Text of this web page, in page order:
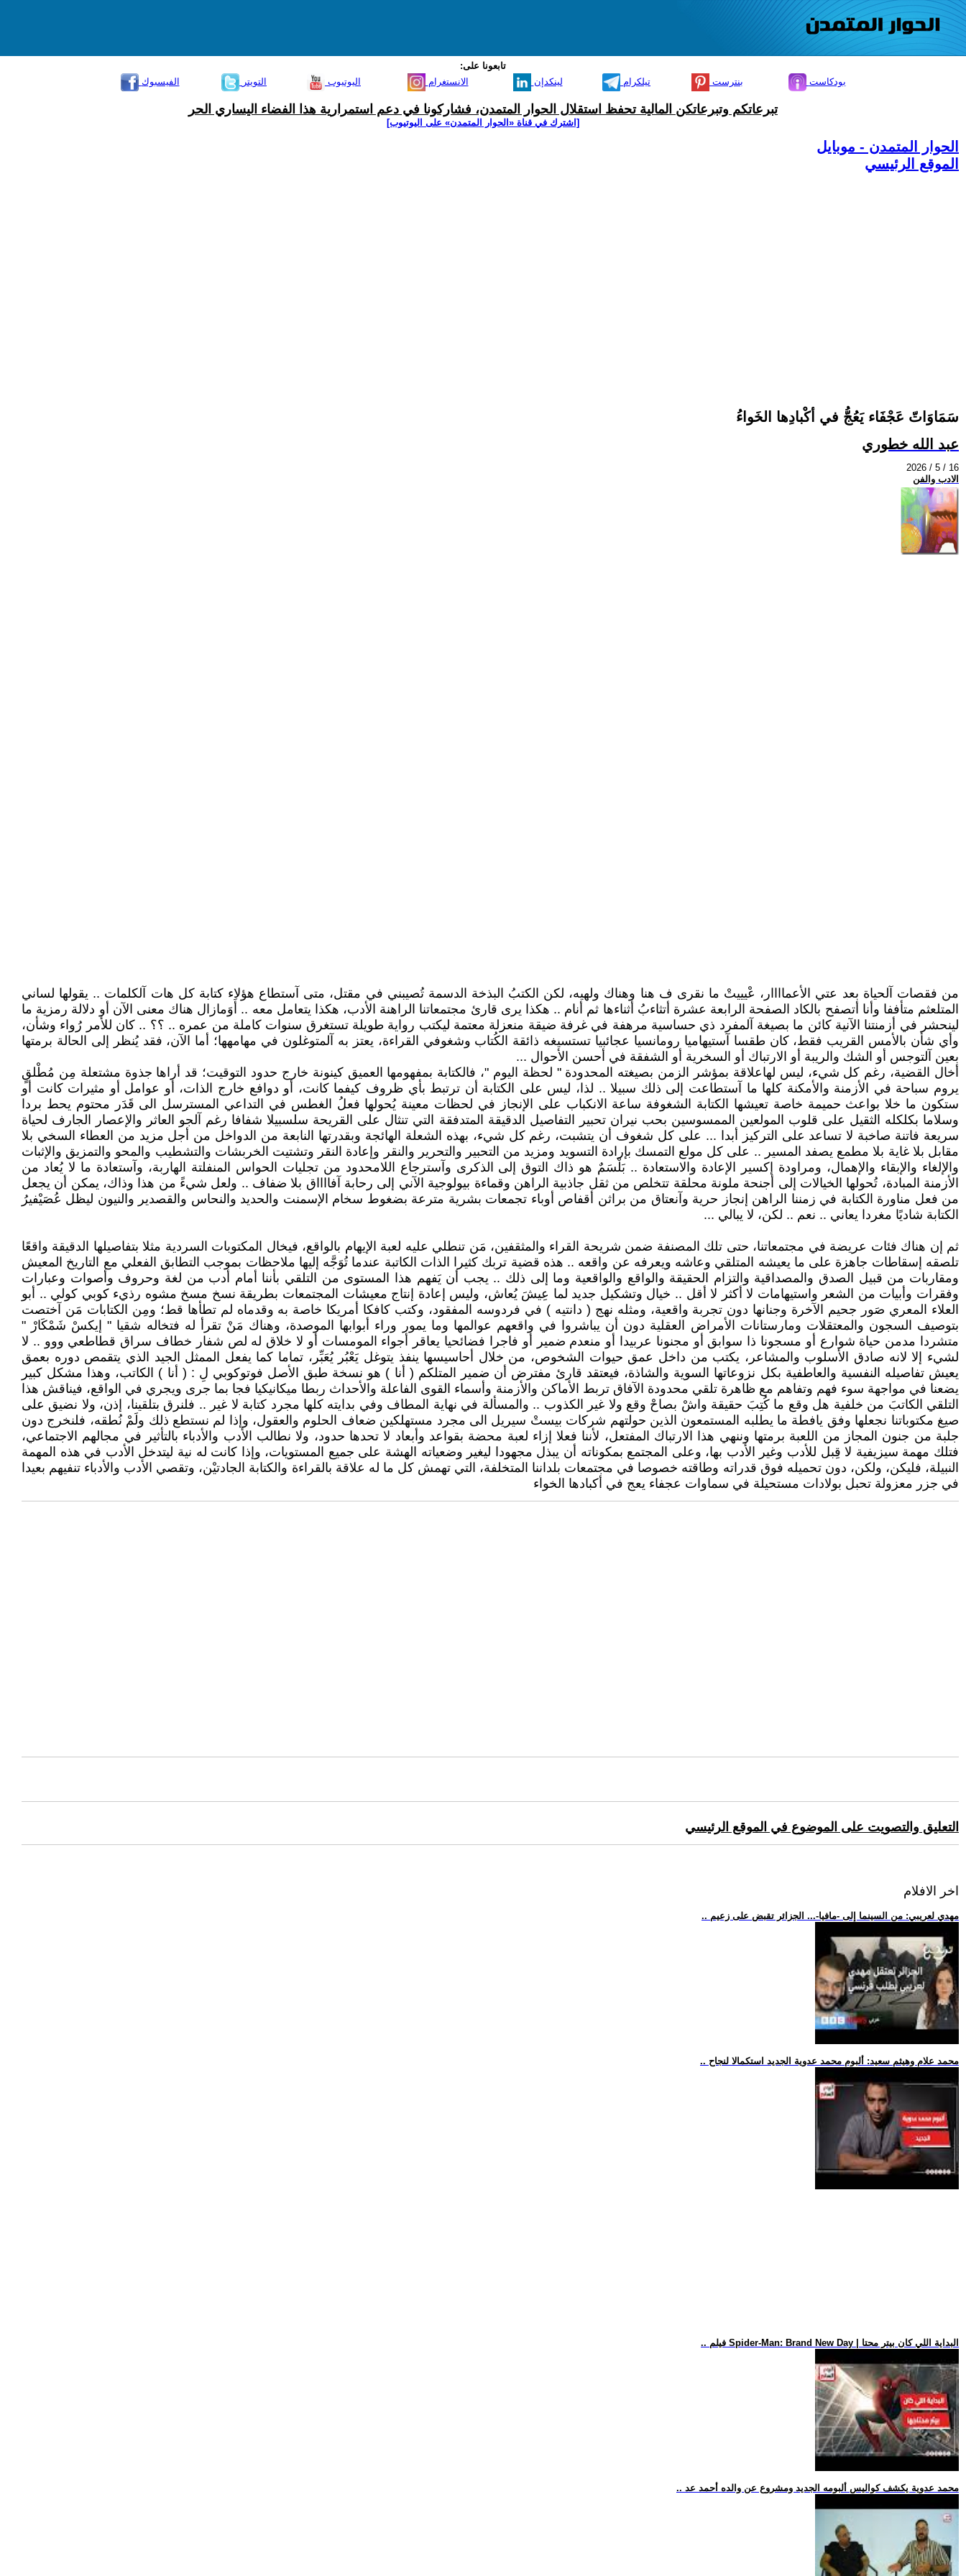
تابعونا على:
الفيسبوك
التويتر اليوتيوب الانستغرام لينكدإن تيلكرام بنترست بودكاست
تبرعاتكم وتبرعاتكن المالية تحفظ استقلال الحوار المتمدن، فشاركونا في دعم استمرارية هذا الفضاء اليساري الحر
[اشترك في قناة ‫«الحوار المتمدن» على اليوتيوب]
الحوار المتمدن - موبايل
الموقع الرئيسي
سَمَاوَاتّ عَجْفَاء يَعُجُّ في أكْبادِها الخَواءُ
عبد الله خطوري
2026 / 5 / 16
الادب والفن
من فقصات آلحياة بعد عتي الأعماااار، عْيييتْ ما نقرى ف هنا وهناك ولهيه، لكن الكتبُ البذخة الدسمة تُصيبني في مقتل، متى آستطاع هؤلاء كتابة كل هات آلكلمات .. يقولها لساني
المتلعثم متأففا وأنا أتصفح بالكاد الصفحة الرابعة عشرة أتثاءبُ أثناءها ثم أنام .. هكذا يرى قارئ مجتمعاتنا الراهنة الأدب، هكذا يتعامل معه .. أَوَمازال هناك معنى الآن أو دلالة رمزية ما
لينحشر في أزمنتنا الآنية كائن ما بصيغة آلمفرد ذي حساسية مرهفة في غرفة ضيقة منعزلة معتمة ليكتب رواية طويلة تستغرق سنوات كاملة من عمره .. ؟؟ .. كان للأمر رُواء وشأن،
وأي شأن بالأمس القريب فقط، كان طقسا آستيهاميا رومانسيا عجائبيا تستسيغه ذائقة الكُتاب وشغوفي القراءة، يعتز به آلمتوغلون في مهامهها؛ أما الآن، فقد يُنظر إلى الحالة برمتها
بعين آلتوجس أو الشك والريبة أو الارتباك أو السخرية أو الشفقة في أحسن الأحوال ...
أخال القضية، رغم كل شيء، ليس لهاعلاقة بمؤشر الزمن بصيغته المحدودة " لحظة اليوم "، فالكتابة بمفهومها العميق كينونة خارج حدود التوقيت؛ قد أراها جذوة مشتعلة مِن مُطْلقٍ
يروم سباحة في الأزمنة والأمكنة كلها ما آستطاعت إلى ذلك سبيلا .. لذا، ليس على الكتابة أن ترتبط بأي ظروف كيفما كانت، أو دوافع خارج الذات، أو عوامل أو مثيرات كانت أو
ستكون ما خلا بواعث حميمة خاصة تعيشها الكتابة الشغوفة ساعة الانكباب على الإنجاز في لحظات معينة يُحولها فعلُ الغطس في التداعي المسترسل الى قَدَر محتوم يحط بردا
وسلاما بكلكله الثقيل على قلوب المولعين الممسوسين بحب نيران تحبير التفاصيل الدقيقة المتدفقة التي تنثال على القريحة سلسبيلا شفافا رغم آلجو العاثر والإعصار الجارف لحياة
سريعة فاتنة صاخبة لا تساعد على التركيز أبدا ... على كل شغوف أن يتشبت، رغم كل شيء، بهذه الشعلة الهائجة وبقدرتها النابعة من الدواخل من أجل مزيد من العطاء السخي بلا
مقابل بلا غاية بلا مطمع يصفد المسير .. على كل مولع التمسك بإرادة التسويد ومزيد من التحبير والتحرير والنقر وإعادة النقر وتشتيت الخربشات والتشطيب والمحو والتمزيق والإثبات
والإلغاء والإبقاء والإهمال، ومراودة إكسير الإعادة والاستعادة .. بَلْسَمٌ هو ذاك التوق إلى الذكرى وآسترجاع اللامحدود من تجليات الحواس المنفلتة الهاربة، وآستعادة ما لا يُعاد من
الأزمنة المبادة، تُحولها الخيالات إلى أجنحة ملونة محلقة تتخلص من ثقل جاذبية الراهن وقماءة بيولوجية الآني إلى رحابة آفااااق بلا ضفاف .. ولعل شيءً من هذا وذاك، يمكن أن يجعل
من فعل مناورة الكتابة في زمننا الراهن إنجاز حرية وآنعتاق من براثن أقفاص أوباء تجمعات بشرية مترعة بضغوط سخام الإسمنت والحديد والنحاس والقصدير والنيون ليظل عُصَيْفيرُ
الكتابة شاديًا مغردا يعاني .. نعم .. لكن، لا يبالي ...
ثم إن هناك فئات عريضة في مجتمعاتنا، حتى تلك المصنفة ضمن شريحة القراء والمثقفين، مَن تنطلي عليه لعبة الإيهام بالواقع، فيخال المكتوبات السردية مثلا بتفاصيلها الدقيقة واقعًا
تلصقه إسقاطات جاهزة على ما يعيشه المتلقي وعاشه ويعرفه عن واقعه .. هذه قضية تربك كثيرا الذات الكاتبة عندما تُوَجَّه إليها ملاحظات بموجب التطابق الفعلي مع التاريخ المعيش
ومقاربات من قبيل الصدق والمصداقية والتزام الحقيقة والواقع والواقعية وما إلى ذلك .. يجب أن يَفهم هذا المستوى من التلقي بأننا أمام أدب من لغة وحروف وأصوات وعبارات
وفقرات وأبيات من الشعر واستيهامات لا أكثر لا أقل .. خيال وتشكيل جديد لما عِيشَ يُعاش، وليس إعادة إنتاج معيشات المجتمعات بطريقة نسخ مسخ مشوه رذيء كوبي كولي .. أبو
العلاء المعري صَور جحيم الآخرة وجنانها دون تجربة واقعية، ومثله نهج ( دانتيه ) في فردوسه المفقود، وكتب كافكا أمريكا خاصة به وقدماه لم تطأها قط؛ ومِن الكتابات مَن آختصت
بتوصيف السجون والمعتقلات ومارستانات الأمراض العقلية دون أن يباشروا في واقعهم عوالمها وما يمور وراء أبوابها الموصدة، وهناك مَنْ تقرأ له فتخاله شقيا " إيكسْ شَمْكَارْ "
متشردا مدمن حياة شوارع أو مسجونا ذا سوابق أو مجنونا عربيدا أو منعدم ضمير أو فاجرا فضائحيا يعاقر أجواء المومسات أو لا خلاق له لص شفار خطاف سراق قطاطعي ووو .. لا
لشيء إلا لانه صادق الأسلوب والمشاعر، يكتب من داخل عمق حيوات الشخوص، من خلال أحاسيسها ينفذ يتوغل يَعْبُر يُعَبِّر، تماما كما يفعل الممثل الجيد الذي يتقمص دوره بعمق
يعيش تفاصيله النفسية والعاطفية بكل نزوعاتها السوية والشاذة، فيعتقد قارئ مفترض أن ضمير المتلكم ( أنا ) هو نسخة طبق الأصل فوتوكوبي لِ : ( أنا ) الكاتب، وهذا مشكل كبير
يضعنا في مواجهة سوء فهم وتفاهم مع ظاهرة تلقي محدودة الآفاق تربط الأماكن والأزمنة وأسماء القوى الفاعلة والأحداث ربطا ميكانيكيا فجا بما جرى ويجري في الواقع، فيناقش هذا
التلقي الكاتبَ من خلفية هل وقع ما كُتِبَ حقيقة واشْ بصاحْ وقع ولا غير الكذوب .. والمسألة في نهاية المطاف وفي بدايته كلها مجرد كتابة لا غير .. فلنرق بتلقينا، إذن، ولا نضيق على
صيغ مكتوباتنا نجعلها وفق يافطة ما يطلبه المستمعون الذين حولتهم شركات بيستْ سيريل الى مجرد مستهلكين ضعاف الحلوم والعقول، وإذا لم نستطع ذلك ولَمْ نُطقه، فلنخرج دون
جلبة من جنون المجاز من اللعبة برمتها وننهي هذا الارتباك المفتعل، لأننا فعلا إزاء لعبة محضة بقواعد وأبعاد لا تحدها حدود، ولا نطالب الأدب والأدباء بالتأثير في مجالهم الاجتماعي،
فتلك مهمة سيزيفية لا قِبل للأدب وغير الأدب بها، وعلى المجتمع بمكوناته أن يبذل مجهودا ليغير وضعياته الهشة على جميع المستويات، وإذا كانت له نية ليتدخل الأدب في هذه المهمة
النبيلة، فليكن، ولكن، دون تحميله فوق قدراته وطاقته خصوصا في مجتمعات بلداننا المتخلفة، التي تهمش كل ما له علاقة بالقراءة والكتابة الجادتيْن، وتقصي الأدب والأدباء تنفيهم بعيدا
في جزر معزولة تحبل بولادات مستحيلة في سماوات عجفاء يعج في أكبادها الخواء
التعليق والتصويت على الموضوع في الموقع الرئيسي
اخر الافلام
.. مهدي لعريبي: من السينما إلى -مافيا-... الجزائر تقبض على زعيم
.. محمد علام وهيثم سعيد: ألبوم محمد عدوية الجديد استكمالا لنجاح
.. فيلم Spider-Man: Brand New Day | البداية اللي كان بيتر محتا
.. محمد عدوية يكشف كواليس ألبومه الجديد ومشروع عن والده أحمد عد